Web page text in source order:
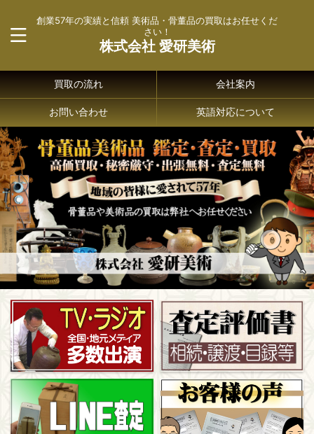
創業57年の実績と信頼 美術品・骨董品の買取はお任せくだ
さい！
株式会社 愛研美術
買取の流れ 会社案内
お問い合わせ 英語対応について